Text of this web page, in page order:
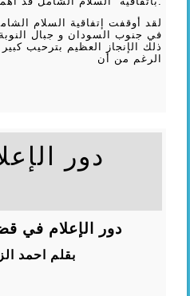
لقد أوقفت إتفاقية السلام
في جنوب السودان و جبال
ذلك الإنجاز العظيم بترحيب
الرغم من أن
دور
دور الإعلام في
بقلم احمد